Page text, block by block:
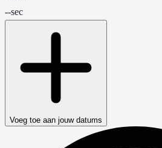
--sec
Voeg toe aan jouw datums